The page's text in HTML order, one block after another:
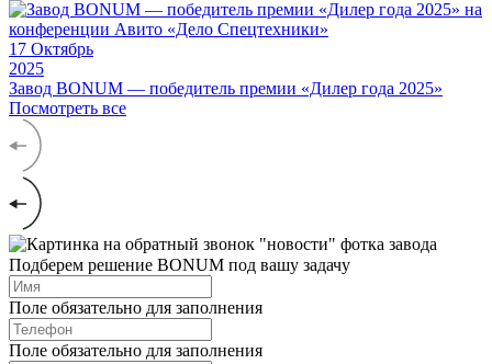
17 Октябрь
2025
Завод BONUM — победитель премии «Дилер года 2025»
Посмотреть все
Подберем решение BONUM под вашу задачу
Поле обязательно для заполнения
Поле обязательно для заполнения